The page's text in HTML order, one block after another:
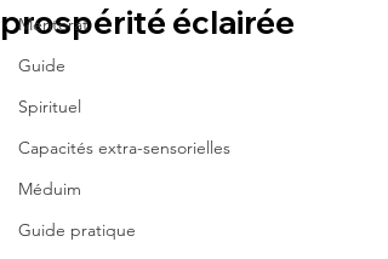
Mentorat
Guide
Spirituel
Capacités extra-sensorielles
Méduim
Guide pratique
prospérité éclairée